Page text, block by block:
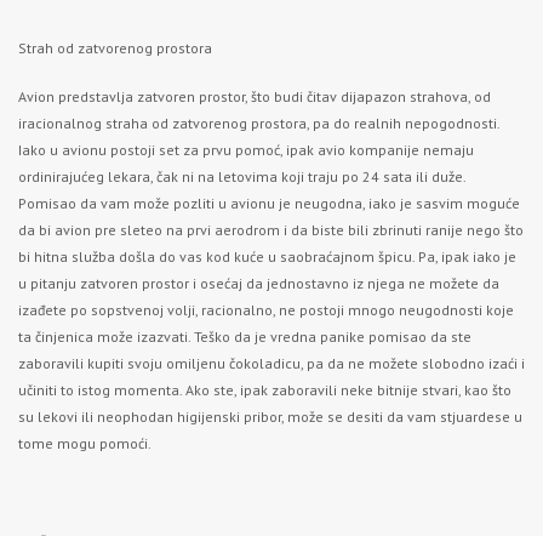
Strah od zatvorenog prostora
Avion predstavlja zatvoren prostor, što budi čitav dijapazon strahova, od
iracionalnog straha od zatvorenog prostora, pa do realnih nepogodnosti.
Iako u avionu postoji set za prvu pomoć, ipak avio kompanije nemaju
ordinirajućeg lekara, čak ni na letovima koji traju po 24 sata ili duže.
Pomisao da vam može pozliti u avionu je neugodna, iako je sasvim moguće
da bi avion pre sleteo na prvi aerodrom i da biste bili zbrinuti ranije nego što
bi hitna služba došla do vas kod kuće u saobraćajnom špicu. Pa, ipak iako je
u pitanju zatvoren prostor i osećaj da jednostavno iz njega ne možete da
izađete po sopstvenoj volji, racionalno, ne postoji mnogo neugodnosti koje
ta činjenica može izazvati. Teško da je vredna panike pomisao da ste
zaboravili kupiti svoju omiljenu čokoladicu, pa da ne možete slobodno izaći i
učiniti to istog momenta. Ako ste, ipak zaboravili neke bitnije stvari, kao što
su lekovi ili neophodan higijenski pribor, može se desiti da vam stjuardese u
tome mogu pomoći.